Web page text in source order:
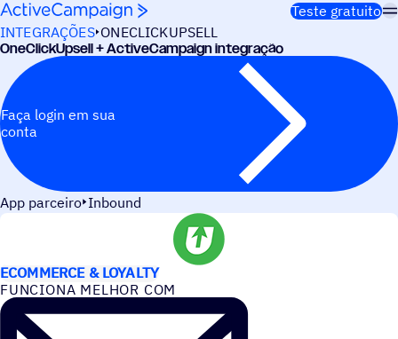
Pular para o conteúdo
Teste gratuito
INTEGRAÇÕES ONECLICKUPSELL
OneClickUpsell + ActiveCampaign integração
Faça login em sua
conta
App parceiro Inbound
ECOMMERCE & LOYALTY
FUNCIONA MELHOR COM